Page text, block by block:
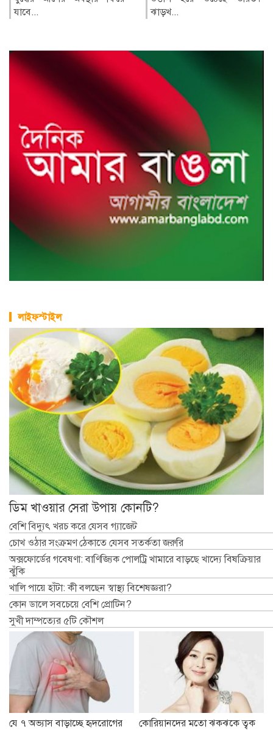
লাইফস্টাইল
ডিম খাওয়ার সেরা উপায় কোনটি?
বেশি বিদ্যুৎ খরচ করে যেসব গ্যাজেট
চোখ ওঠার সংক্রমণ ঠেকাতে যেসব সতর্কতা জরুরি
অক্সফোর্ডের গবেষণা: বাণিজ্যিক পোলট্রি খামারে বাড়ছে খাদ্যে বিষক্রিয়ার
ঝুঁকি
খালি পায়ে হাঁটা: কী বলছেন স্বাস্থ্য বিশেষজ্ঞরা?
কোন ডালে সবচেয়ে বেশি প্রোটিন?
সুখী দাম্পত্যের ৫টি কৌশল
যে ৭ অভ্যাস বাড়াচ্ছে হৃদরোগের
কোরিয়ানদের মতো ঝকঝকে ত্বক